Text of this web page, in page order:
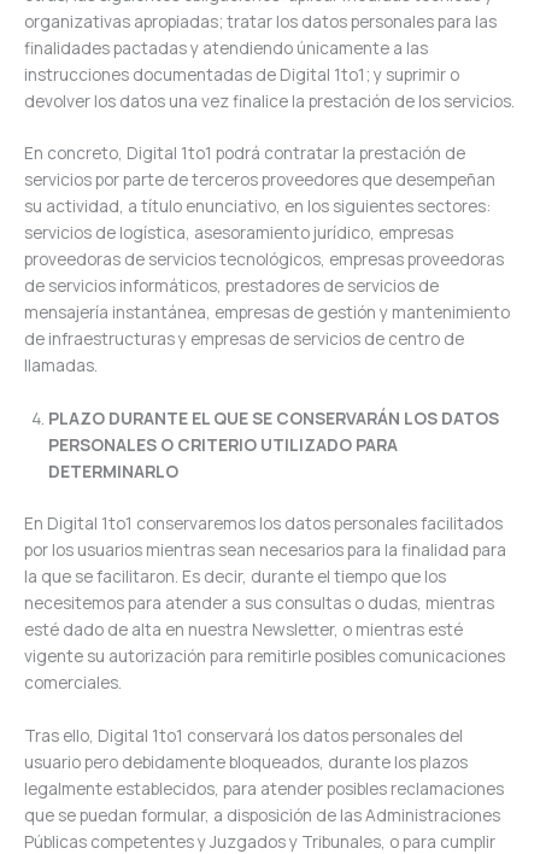
organizativas apropiadas; tratar los datos personales para las
finalidades pactadas y atendiendo únicamente a las
instrucciones documentadas de Digital 1to1; y suprimir o
devolver los datos una vez finalice la prestación de los servicios.
En concreto, Digital 1to1 podrá contratar la prestación de
servicios por parte de terceros proveedores que desempeñan
su actividad, a título enunciativo, en los siguientes sectores:
servicios de logística, asesoramiento jurídico, empresas
proveedoras de servicios tecnológicos, empresas proveedoras
de servicios informáticos, prestadores de servicios de
mensajería instantánea, empresas de gestión y mantenimiento
de infraestructuras y empresas de servicios de centro de
llamadas.
PLAZO DURANTE EL QUE SE CONSERVARÁN LOS DATOS
PERSONALES O CRITERIO UTILIZADO PARA
DETERMINARLO
En Digital 1to1 conservaremos los datos personales facilitados
por los usuarios mientras sean necesarios para la finalidad para
la que se facilitaron. Es decir, durante el tiempo que los
necesitemos para atender a sus consultas o dudas, mientras
esté dado de alta en nuestra Newsletter, o mientras esté
vigente su autorización para remitirle posibles comunicaciones
comerciales.
Tras ello, Digital 1to1 conservará los datos personales del
usuario pero debidamente bloqueados, durante los plazos
legalmente establecidos, para atender posibles reclamaciones
que se puedan formular, a disposición de las Administraciones
Públicas competentes y Juzgados y Tribunales, o para cumplir